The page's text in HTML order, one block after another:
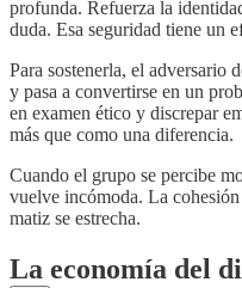
profunda. Refuerza la
duda. Esa seguridad tiene un
Para sostenerla, el adversario
y pasa a convertirse en un
en examen ético y discrepar
más que como una diferencia.
Cuando el grupo se percibe
vuelve incómoda. La
matiz se estrecha.
La economía del